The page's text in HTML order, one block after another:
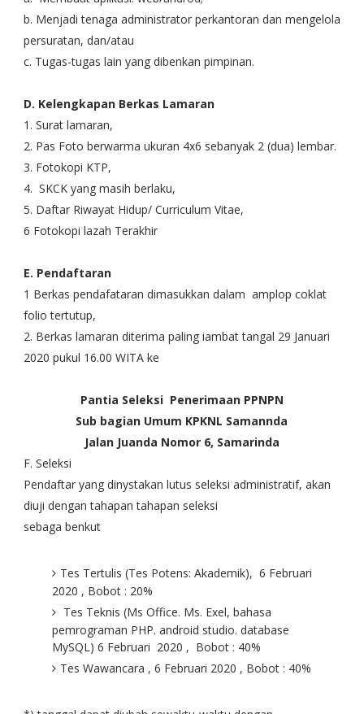
b. Menjadi tenaga administrator perkantoran dan mengelola
persuratan, dan/atau
c. Tugas-tugas lain yang dibenkan pimpinan.
D. Kelengkapan Berkas Lamaran
1. Surat lamaran,
2. Pas Foto berwarma ukuran 4x6 sebanyak 2 (dua) lembar.
3. Fotokopi KTP,
4. SKCK yang masih berlaku,
5. Daftar Riwayat Hidup/ Curriculum Vitae,
6 Fotokopi lazah Terakhir
E. Pendaftaran
1 Berkas pendafataran dimasukkan dalam amplop coklat
folio tertutup,
2. Berkas lamaran diterima paling iambat tangal 29 Januari
2020 pukul 16.00 WITA ke
Pantia Seleksi Penerimaan PPNPN
Sub bagian Umum KPKNL Samannda
Jalan Juanda Nomor 6, Samarinda
F. Seleksi
Pendaftar yang dinystakan lutus seleksi administratif, akan
diuji dengan tahapan tahapan seleksi
sebaga benkut
Tes Tertulis (Tes Potens: Akademik), 6 Februari
2020 , Bobot : 20%
Tes Teknis (Ms Office. Ms. Exel, bahasa
pemrograman PHP. android studio. database
MySQL) 6 Februari 2020 , Bobot : 40%
Tes Wawancara , 6 Februari 2020 , Bobot : 40%